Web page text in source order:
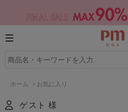
ホーム > お気に入り
ゲスト 様